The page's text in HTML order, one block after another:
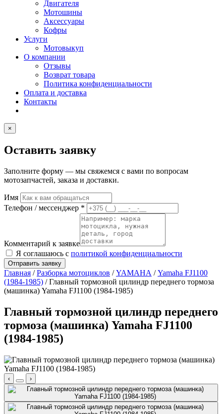
Двигателя
Мотошины
Аксессуары
Кофры
Услуги
Мотовыкуп
О компании
Отзывы
Возврат товара
Политика конфиденциальности
Оплата и доставка
Контакты
×
Оставить заявку
Заполните форму — мы свяжемся с вами по вопросам
мотозапчастей, заказа и доставки.
Имя
Телефон / мессенджер *
Комментарий к заявке
Я соглашаюсь с политикой конфиденциальности
Отправить заявку
Главная /Разборка мотоциклов /YAMAHA /Yamaha FJ1100
(1984-1985) / Главный тормозной цилиндр переднего тормоза
(машинка) Yamaha FJ1100 (1984-1985)
Главный тормозной цилиндр переднего
тормоза (машинка) Yamaha FJ1100
(1984-1985)
‹ ›